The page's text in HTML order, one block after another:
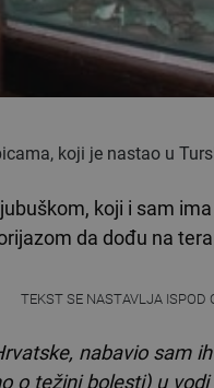
koji je nastao u
koji i sam
da dođu na
TEKST SE NASTAVLJA ISPOD
nabavio sam
o težini bolesti) u